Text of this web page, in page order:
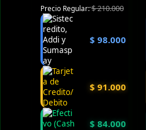
Precio Regular:$210.000
$ 98.000
$ 91.000
$ 84.000